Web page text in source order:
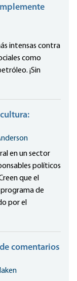
intensas contra
como
¡Sin
en un sector
políticos
que el
de
por el
comentarios